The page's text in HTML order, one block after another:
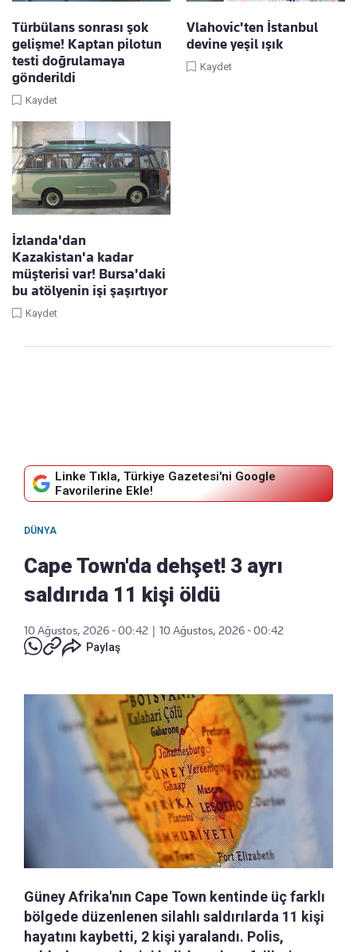
Türbülans sonrası şok
gelişme! Kaptan pilotun
testi doğrulamaya
gönderildi
Kaydet
Vlahovic'ten İstanbul
devine yeşil ışık
Kaydet
İzlanda'dan
Kazakistan'a kadar
müşterisi var! Bursa'daki
bu atölyenin işi şaşırtıyor
Kaydet
Linke Tıkla, Türkiye Gazetesi'ni Google
Favorilerine Ekle!
DÜNYA
Cape Town'da dehşet! 3 ayrı
saldırıda 11 kişi öldü
10 Ağustos, 2026 - 00:42
10 Ağustos, 2026 - 00:42
Paylaş
Güney Afrika'nın Cape Town kentinde üç farklı
bölgede düzenlenen silahlı saldırılarda 11 kişi
hayatını kaybetti, 2 kişi yaralandı. Polis,